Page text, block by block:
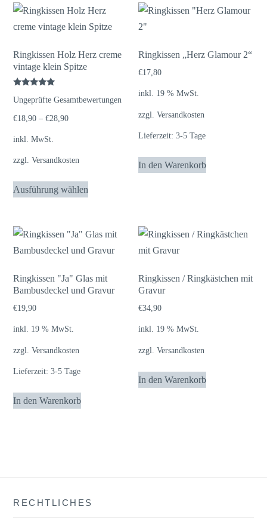
Ringkissen Holz Herz creme
vintage klein Spitze
mit
von 5
Ungeprüfte Gesamtbewertungen
€18,90 –€28,90
inkl. MwSt.
zzgl.Versandkosten
Ausführung wählen
Dieses
Produkt
Die
Optionen
Ringkissen „Herz Glamour 2“
€17,80
inkl. 19 % MwSt.
zzgl.Versandkosten
Lieferzeit:3-5 Tage
In den Warenkorb
Ringkissen "Ja" Glas mit
Bambusdeckel und Gravur
€19,90
inkl. 19 % MwSt.
zzgl.Versandkosten
Lieferzeit:3-5 Tage
In den Warenkorb
Ringkissen / Ringkästchen mit
Gravur
€34,90
inkl. 19 % MwSt.
zzgl.Versandkosten
In den Warenkorb
RECHTLICHES